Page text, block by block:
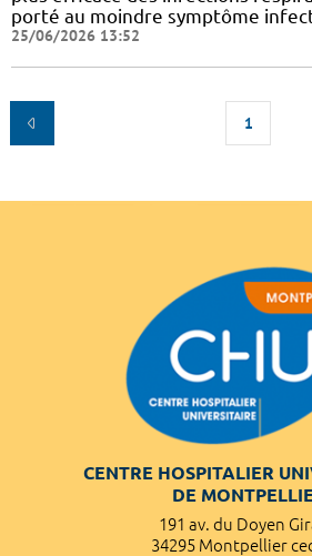
porté au moindre symptôme
25/06/2026 13:52
1
CENTRE HOSPITALIER
DE
191 av. du Doyen
34295 Montpellier